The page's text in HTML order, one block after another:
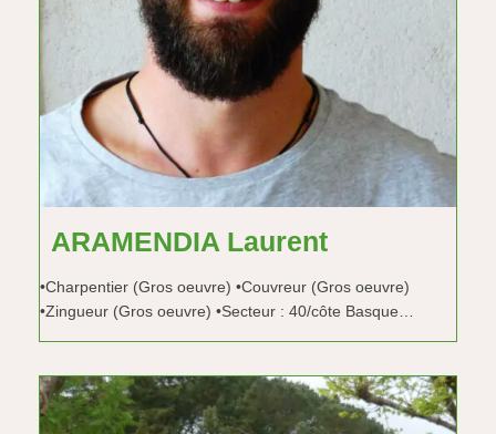
ARAMENDIA Laurent
•Charpentier (Gros oeuvre) •Couvreur (Gros oeuvre)
•Zingueur (Gros oeuvre) •Secteur : 40/côte Basque…